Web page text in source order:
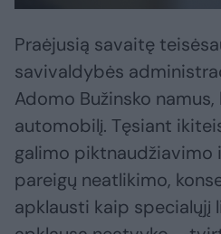
Praėjusią savaitę
savivaldybės
Adomo Bužinsko
automobilį. Tęsiant
galimo piktnaudžiavimo
pareigų neatlikimo,
apklausti kaip specialųjį